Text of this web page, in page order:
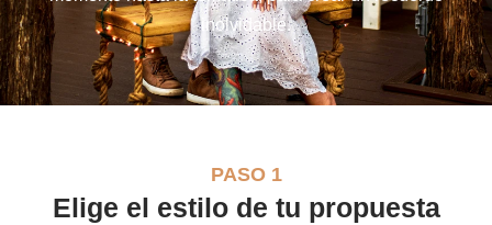
inolvidable.
PASO 1
Elige el estilo de tu propuesta